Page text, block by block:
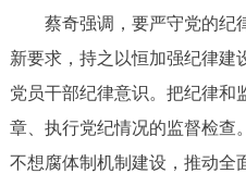
蔡奇强调，要严守党的纪
新要求，持之以恒加强纪律建
党员干部纪律意识。把纪律和
章、执行党纪情况的监督检查
不想腐体制机制建设，推动全